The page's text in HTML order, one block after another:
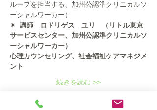
ループを担当する、加州公認準クリニカルソ
ーシャルワーカー）
✴︎  講師　ロドリゲス　ユリ　（リトル東京
サービスセンター、加州公認準クリニカルソ
ーシャルワーカー）
心理カウンセリング、社会福祉ケアマネジメ
ント
続きを読む >>